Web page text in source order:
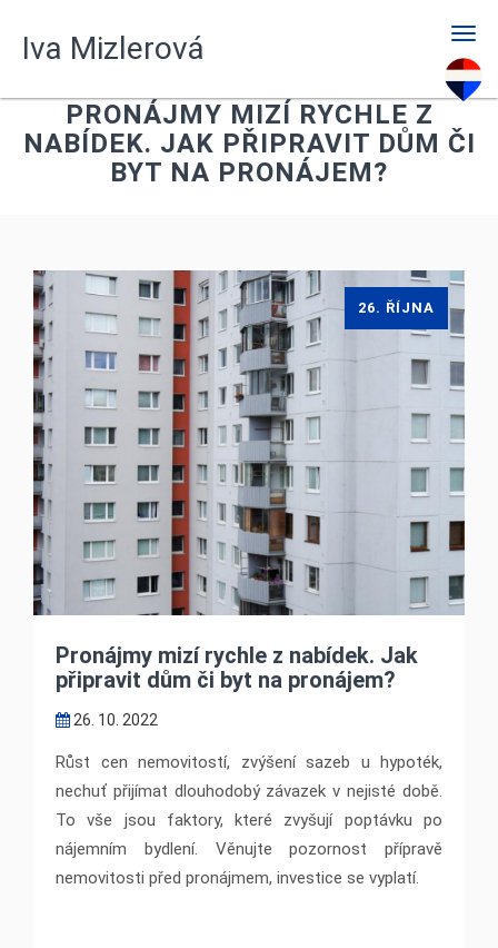
Iva Mizlerová
PRONÁJMY MIZÍ RYCHLE Z
NABÍDEK. JAK PŘIPRAVIT DŮM ČI
BYT NA PRONÁJEM?
Pronájmy mizí rychle z nabídek. Jak
připravit dům či byt na pronájem?
26. 10. 2022
26. ŘÍJNA
Růst cen nemovitostí, zvýšení sazeb u hypoték,
nechuť přijímat dlouhodobý závazek v nejisté době.
To vše jsou faktory, které zvyšují poptávku po
nájemním bydlení. Věnujte pozornost přípravě
nemovitosti před pronájmem, investice se vyplatí.